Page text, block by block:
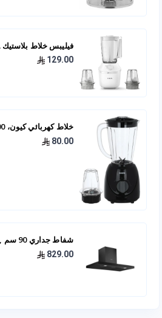
HR2041/10
129.00
BBB4015PP00 - اسود
80.00
22 90 -BL )
829.00